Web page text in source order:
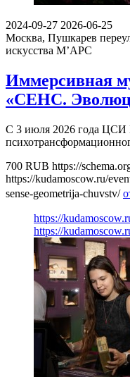
2024-09-27 2026-06-25
Москва, Пушкарев
искусства М’АРС
Иммерсивная
«СЕНС.
С 3 июля 2026 года ЦСИ
700 RUB https://
https://kudamoscow.ru/
sense-geometrija-chuvstv/
https://
https://